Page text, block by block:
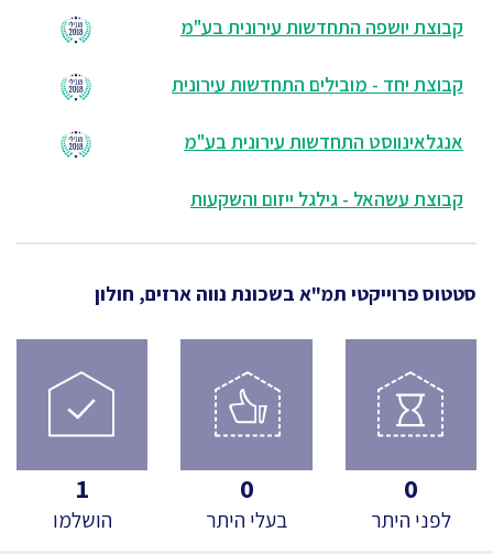
קבוצת יושפה התחדשות עירונית בע"מ
קבוצת יחד - מובילים התחדשות עירונית
אנגלאינווסט התחדשות עירונית בע"מ
קבוצת עשהאל - גילגל ייזום והשקעות
סטטוס פרוייקטי תמ"א בשכונת נווה ארזים, חולון
0
לפני היתר
0
בעלי היתר
1
הושלמו